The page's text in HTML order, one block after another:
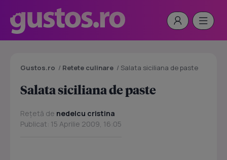
Gustos.ro / Retete culinare / Salata siciliana de paste
Salata siciliana de paste
Rețetă de nedelcu cristina
Publicat: 15 Aprilie 2009, 16:05